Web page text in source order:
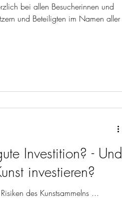
bei allen Besucherinnen und
und Beteiligten im Namen aller
Investition? - Und
investieren?
des Kunstsammelns ...